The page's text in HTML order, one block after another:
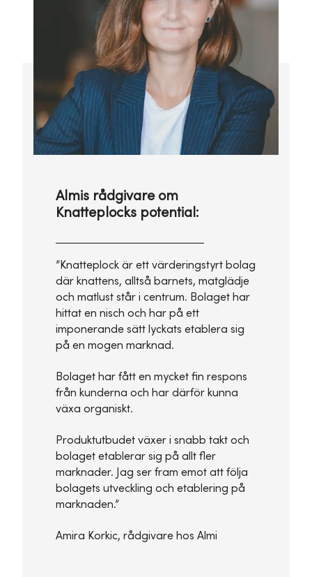
Almis rådgivare om
Knatteplocks potential:
”Knatteplock är ett värderingstyrt bolag
där knattens, alltså barnets, matglädje
och matlust står i centrum. Bolaget har
hittat en nisch och har på ett
imponerande sätt lyckats etablera sig
på en mogen marknad.
Bolaget har fått en mycket fin respons
från kunderna och har därför kunna
växa organiskt.
Produktutbudet växer i snabb takt och
bolaget etablerar sig på allt fler
marknader. Jag ser fram emot att följa
bolagets utveckling och etablering på
marknaden.”
Amira Korkic, rådgivare hos Almi